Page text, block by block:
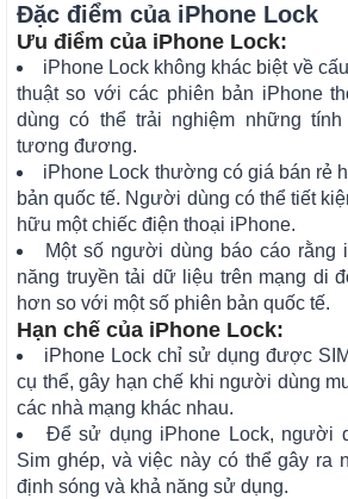
Đặc điểm của iPhone Lock
Ưu điểm của iPhone Lock:
iPhone Lock không khác biệt về
thuật so với các phiên bản iPhone
dùng có thể trải nghiệm những
tương đương.
iPhone Lock thường có giá bán rẻ
bản quốc tế. Người dùng có thể tiết
hữu một chiếc điện thoại iPhone.
Một số người dùng báo cáo rằng
năng truyền tải dữ liệu trên mạng di
hơn so với một số phiên bản quốc tế.
Hạn chế của iPhone Lock:
iPhone Lock chỉ sử dụng được
cụ thể, gây hạn chế khi người dùng
các nhà mạng khác nhau.
Để sử dụng iPhone Lock, người
Sim ghép, và việc này có thể gây ra
định sóng và khả năng sử dụng.